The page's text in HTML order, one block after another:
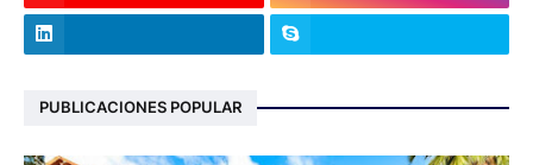
PUBLICACIONES POPULAR